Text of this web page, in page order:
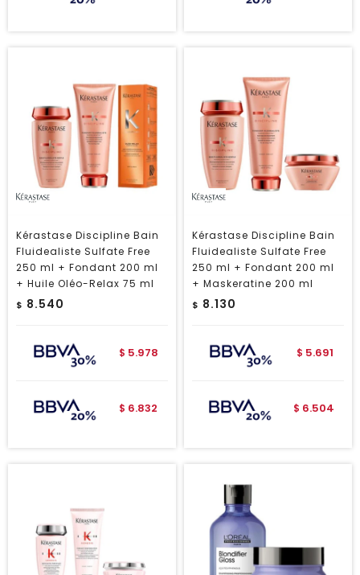
Kérastase Discipline Bain
Fluidealiste Sulfate Free
250 ml + Fondant 200 ml
+ Huile Oléo-Relax 75 ml
$ 8.540
$ 5.978
$ 6.832
Kérastase Discipline Bain
Fluidealiste Sulfate Free
250 ml + Fondant 200 ml
+ Maskeratine 200 ml
$ 8.130
$ 5.691
$ 6.504